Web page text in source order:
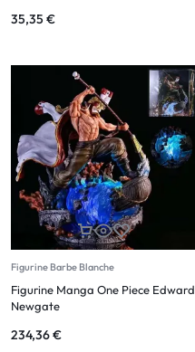
35,35 €
Figurine Barbe Blanche
Figurine Manga One Piece Edward
Newgate
234,36€